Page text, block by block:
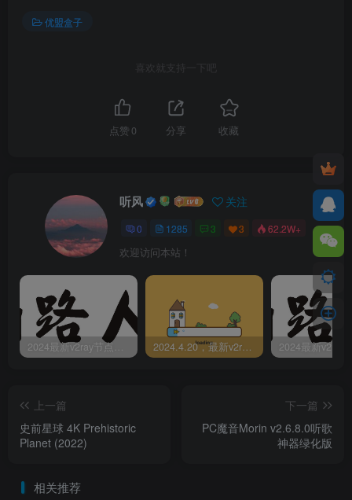
优盟盒子
喜欢就支持一下吧
点赞 0 分享 收藏
听风 关注
0 1285 3 3 62.2W+
欢迎访问本站！
2024最新v2ray节点免费分享-05.08附ss/vmess节点订阅 2024.4.20，最新v2ray节点免费分享-附ss/vmess节点订阅
上一篇
史前星球 4K Prehistoric
Planet (2022)
下一篇
PC魔音Morin v2.6.8.0听歌
神器绿化版
相关推荐